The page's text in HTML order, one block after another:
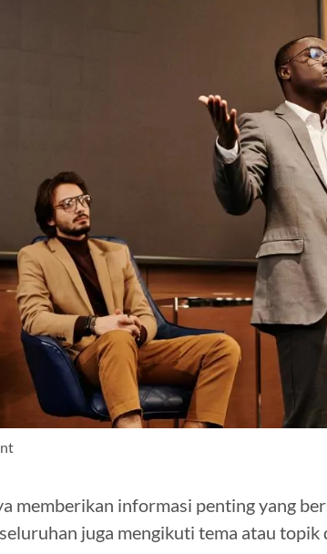
memberikan informasi penting yang
juga mengikuti tema atau